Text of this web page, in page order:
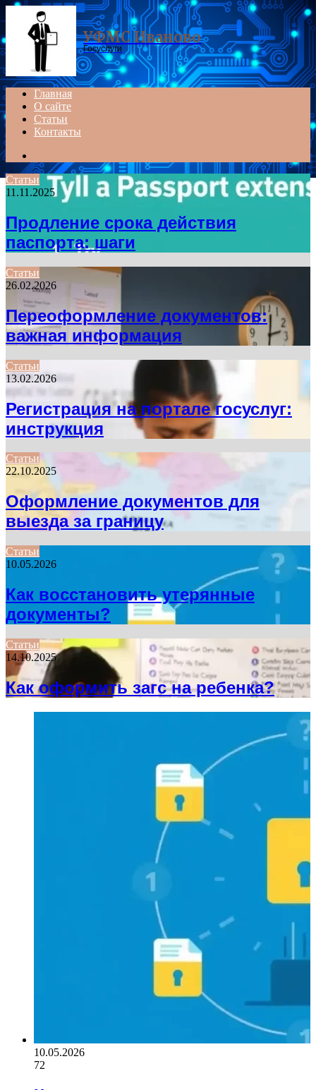
УФМС Иваново
Госуслуги
Главная
О сайте
Статьи
Контакты
for
Статьи
11.11.2025
Продление срока действия
паспорта: шаги
Статьи
26.02.2026
Переоформление документов:
важная информация
Статьи
13.02.2026
Регистрация на портале госуслуг:
инструкция
Статьи
22.10.2025
Оформление документов для
выезда за границу
Статьи
10.05.2026
Как восстановить утерянные
документы?
Статьи
14.10.2025
Как оформить загс на ребенка?
10.05.2026
72